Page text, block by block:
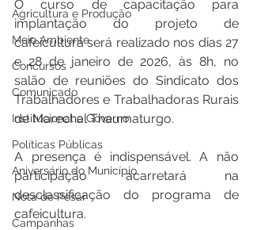
Agricultura e Produção
Meio Ambiente
Concursos
Comunicado
Institucional e Governo
Políticas Públicas
Aniversário do Município
Nota de Pesar
Campanhas
O curso de capacitação para
implantação do projeto de
cafeicultura será realizado nos dias 27
e 28 de janeiro de 2026, às 8h, no
salão de reuniões do Sindicato dos
Trabalhadores e Trabalhadoras Rurais
de Marechal Thaumaturgo.
A presença é indispensável. A não
participação acarretará na
desclassificação do programa de
cafeicultura.